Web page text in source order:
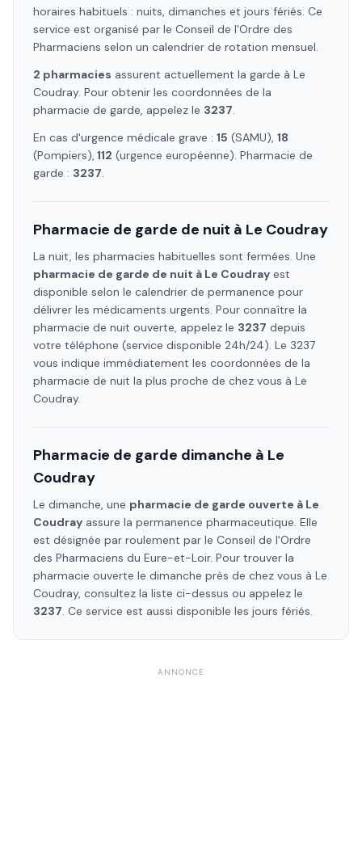
horaires habituels : nuits, dimanches et jours fériés. Ce
service est organisé par le Conseil de l'Ordre des
Pharmaciens selon un calendrier de rotation mensuel.
2 pharmacies assurent actuellement la garde à Le
Coudray. Pour obtenir les coordonnées de la
pharmacie de garde, appelez le 3237.
En cas d'urgence médicale grave : 15 (SAMU), 18
(Pompiers), 112 (urgence européenne). Pharmacie de
garde : 3237.
Pharmacie de garde de nuit à Le Coudray
La nuit, les pharmacies habituelles sont fermées. Une
pharmacie de garde de nuit à Le Coudray est
disponible selon le calendrier de permanence pour
délivrer les médicaments urgents. Pour connaître la
pharmacie de nuit ouverte, appelez le 3237 depuis
votre téléphone (service disponible 24h/24). Le 3237
vous indique immédiatement les coordonnées de la
pharmacie de nuit la plus proche de chez vous à Le
Coudray.
Pharmacie de garde dimanche à Le
Coudray
Le dimanche, une pharmacie de garde ouverte à Le
Coudray assure la permanence pharmaceutique. Elle
est désignée par roulement par le Conseil de l'Ordre
des Pharmaciens du Eure-et-Loir. Pour trouver la
pharmacie ouverte le dimanche près de chez vous à Le
Coudray, consultez la liste ci-dessus ou appelez le
3237. Ce service est aussi disponible les jours fériés.
ANNONCE